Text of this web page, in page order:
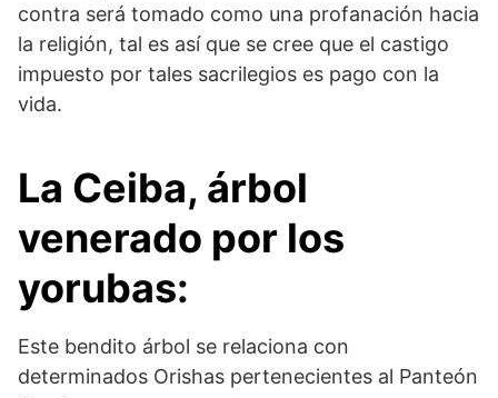
contra será tomado como una profanación hacia
la religión, tal es así que se cree que el castigo
impuesto por tales sacrilegios es pago con la
vida.
La Ceiba, árbol
venerado por los
yorubas:
Este bendito árbol se relaciona con
determinados Orishas pertenecientes al Panteón